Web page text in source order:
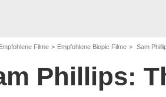
Filme Empfohlene Biopic Filme Sam
Phillips: